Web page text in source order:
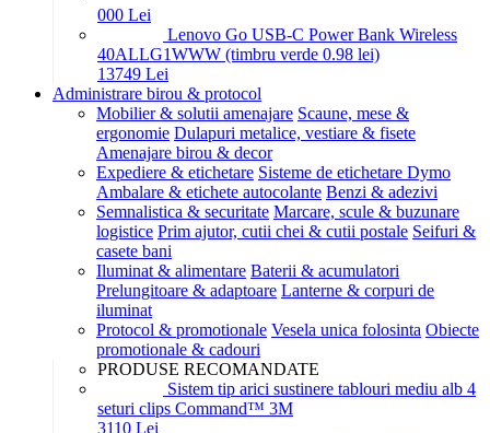
000 Lei
Lenovo Go USB-C Power Bank Wireless
40ALLG1WWW (timbru verde 0.98 lei)
13749 Lei
Administrare birou & protocol
Mobilier & solutii amenajare Scaune, mese &
ergonomie Dulapuri metalice, vestiare & fisete
Amenajare birou & decor
Expediere & etichetare Sisteme de etichetare Dymo
Ambalare & etichete autocolante Benzi & adezivi
Semnalistica & securitate Marcare, scule & buzunare
logistice Prim ajutor, cutii chei & cutii postale Seifuri &
casete bani
Iluminat & alimentare Baterii & acumulatori
Prelungitoare & adaptoare Lanterne & corpuri de
iluminat
Protocol & promotionale Vesela unica folosinta Obiecte
promotionale & cadouri
PRODUSE RECOMANDATE
Sistem tip arici sustinere tablouri mediu alb 4
seturi clips Command™ 3M
3110 Lei